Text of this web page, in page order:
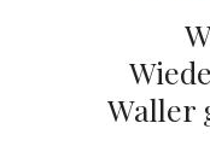
Waller